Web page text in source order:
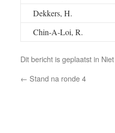
Dekkers, H.
Chin-A-Loi, R.
Dit bericht is geplaatst in
← Stand na ronde 4